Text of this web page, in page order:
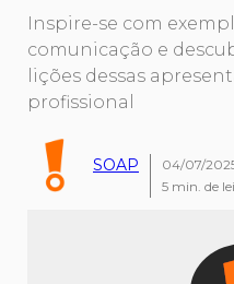
Inspire-se com
comunicação e
lições dessas
profissional
SOAP
04/07/
5 min. de